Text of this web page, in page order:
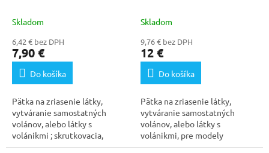
Skladom
6,42 € bez DPH
7,90 €
Do košíka
Pätka na zriasenie látky,
vytváranie samostatných
volánov, alebo látky s
volánikmi ; skrutkovacia,
vhodná pre takmer všetky...
Skladom
9,76 € bez DPH
12 €
Do košíka
Pätka na zriasenie látky,
vytváranie samostatných
volánov, alebo látky s
volánikmi, pre modely
Bernette 33 a 35.